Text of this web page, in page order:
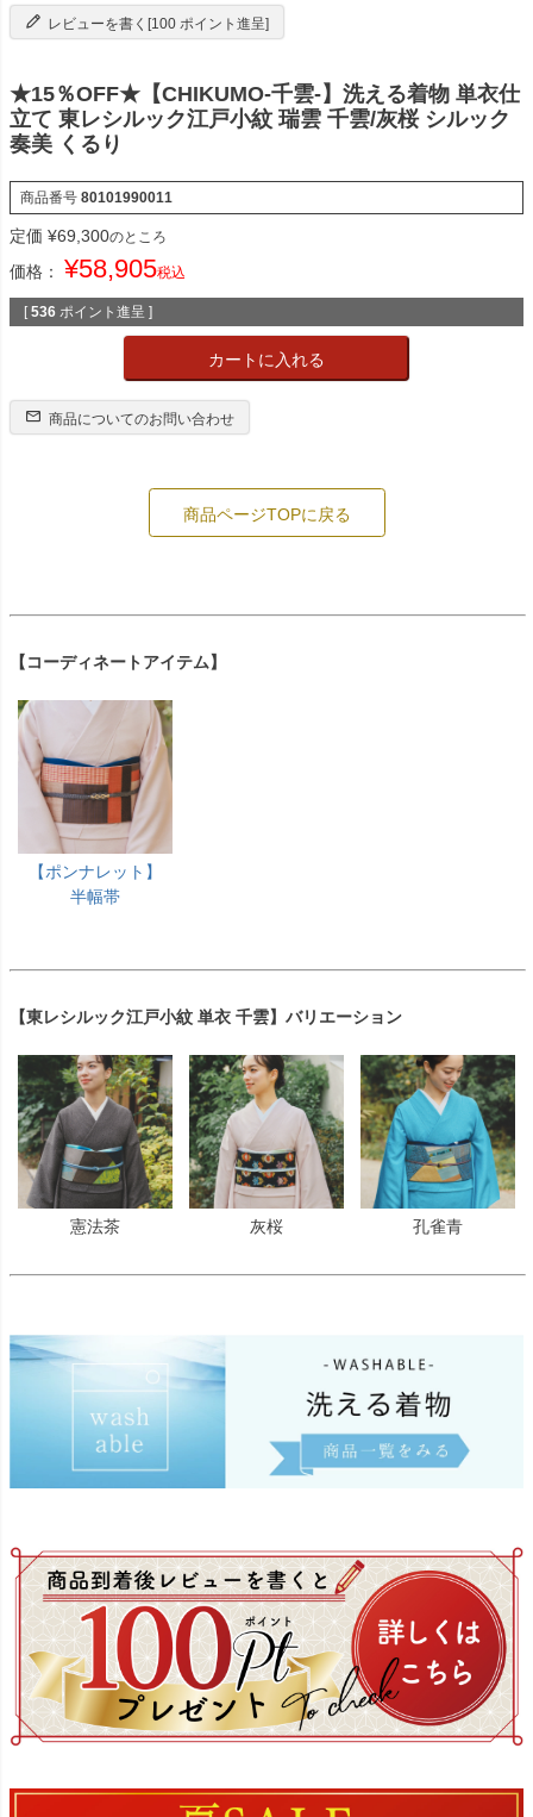
レビューを書く[100 ポイント進呈]
★15％OFF★【CHIKUMO-千雲-】洗える着物 単衣仕
立て 東レシルック江戸小紋 瑞雲 千雲/灰桜 シルック
奏美 くるり
商品番号 80101990011
定価 ¥69,300のところ
価格： ¥58,905税込
[ 536 ポイント進呈 ]
カートに入れる
商品についてのお問い合わせ
商品ページTOPに戻る
【コーディネートアイテム】
【ポンナレット】
半幅帯
【東レシルック江戸小紋 単衣 千雲】バリエーション
憲法茶 灰桜 孔雀青